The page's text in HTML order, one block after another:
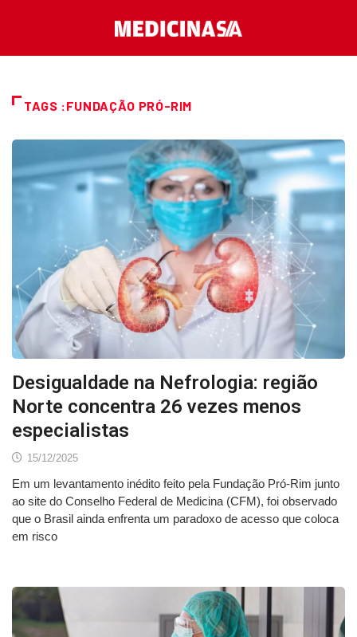
TAGS :FUNDAÇÃO PRÓ-RIM
Desigualdade na Nefrologia: região
Norte concentra 26 vezes menos
especialistas
15/12/2025
Em um levantamento inédito feito pela Fundação Pró-Rim junto
ao site do Conselho Federal de Medicina (CFM), foi observado
que o Brasil ainda enfrenta um paradoxo de acesso que coloca
em risco